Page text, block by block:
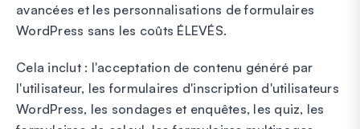
avancées et les personnalisations de formulaires
WordPress sans les coûts ÉLEVÉS.
Cela inclut : l'acceptation de contenu généré par
l'utilisateur, les formulaires d'inscription d'utilisateurs
WordPress, les sondages et enquêtes, les quiz, les